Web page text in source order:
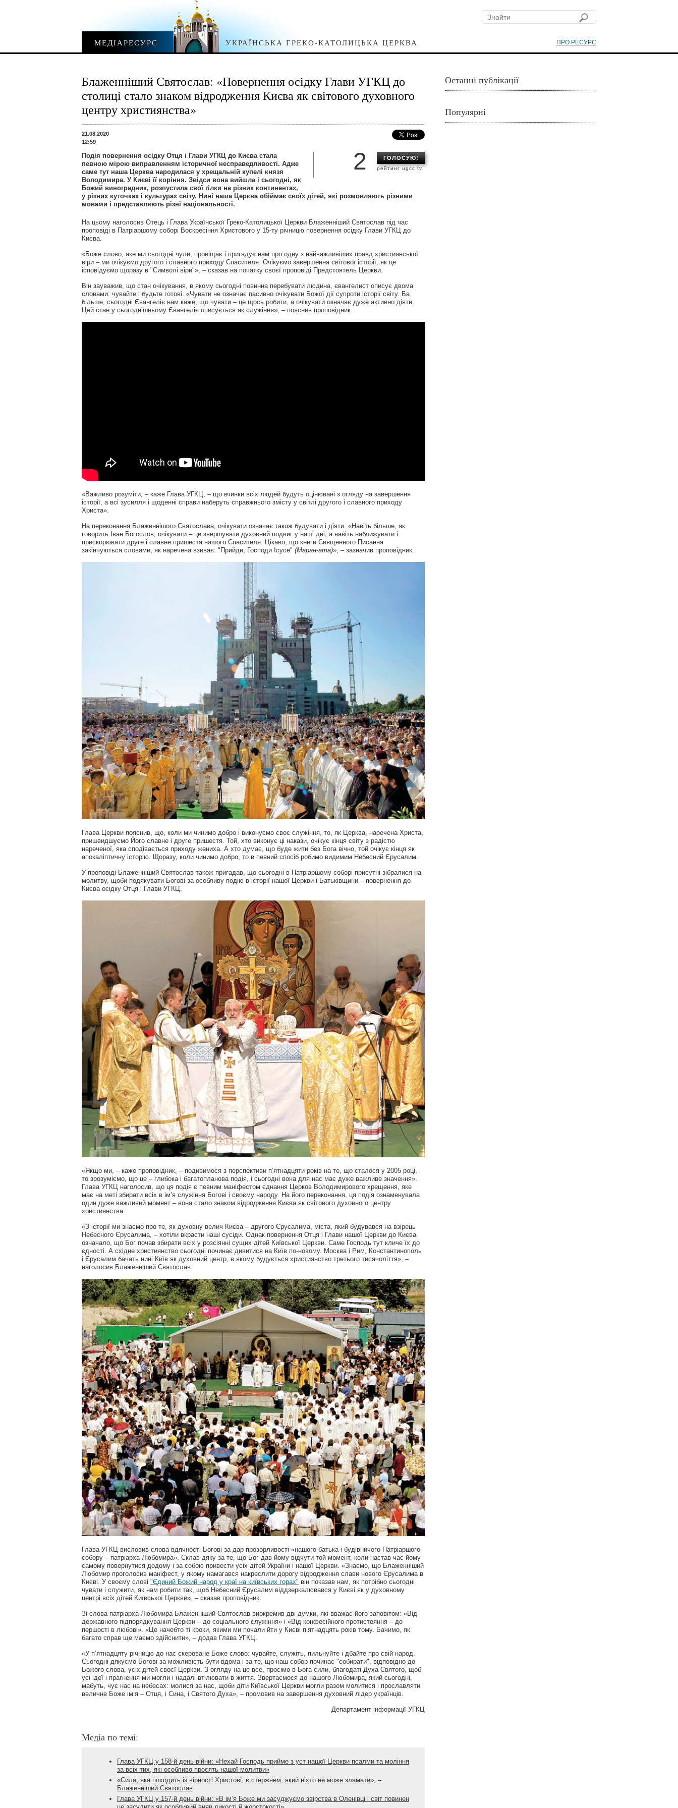
ПРО РЕСУРС
МЕДІАРЕСУРС УКРАЇНСЬКА ГРЕКО-КАТОЛИЦЬКА ЦЕРКВА
Блаженніший Святослав: «Повернення осідку Глави УГКЦ до
столиці стало знаком відродження Києва як світового духовного
центру християнства»
21.08.2020
12:59
ГОЛОСУЮ!
рейтинг ugcc.tv
2
Подія повернення осідку Отця і Глави УГКЦ до Києва стала
певною мірою виправленням історичної несправедливості. Адже
саме тут наша Церква народилася у хрещальній купелі князя
Володимира. У Києві її коріння. Звідси вона вийшла і сьогодні, як
Божий виноградник, розпустила свої гілки на різних континентах,
у різних куточках і культурах світу. Нині наша Церква обіймає своїх дітей, які розмовляють різними
мовами і представляють різні національності.
На цьому наголосив Отець і Глава Української Греко-Католицької Церкви Блаженніший Святослав під час
проповіді в Патріаршому соборі Воскресіння Христового у 15-ту річницю повернення осідку Глави УГКЦ до
Києва.
«Боже слово, яке ми сьогодні чули, провіщає і пригадує нам про одну з найважливіших правд християнської
віри – ми очікуємо другого і славного приходу Спасителя. Очікуємо завершення світової історії, як це
ісповідуємо щоразу в "Символі віри"», – сказав на початку своєї проповіді Предстоятель Церкви.
Він зауважив, що стан очікування, в якому сьогодні повинна перебувати людина, євангелист описує двома
словами: чувайте і будьте готові. «Чувати не означає пасивно очікувати Божої дії супроти історії світу. Ба
більше, сьогодні Євангеліє нам каже, що чувати – це щось робити, а очікувати означає дуже активно діяти.
Цей стан у сьогоднішньому Євангеліє описується як служіння», – пояснив проповідник.
«Важливо розуміти, – каже Глава УГКЦ, – що вчинки всіх людей будуть оцінювані з огляду на завершення
історії, а всі зусилля і щоденні справи наберуть справжнього змісту у світлі другого і славного приходу
Христа».
На переконання Блаженнішого Святослава, очікувати означає також будувати і діяти. «Навіть більше, як
говорить Іван Богослов, очікувати – це звершувати духовний подвиг у наші дні, а навіть наближувати і
прискорювати друге і славне пришестя нашого Спасителя. Цікаво, що книги Священного Писання
закінчуються словами, як наречена взиває: "Прийди, Господи Ісусе" (Маран-ата)», – зазначив проповідник.
Глава Церкви пояснив, що, коли ми чинимо добро і виконуємо своє служіння, то, як Церква, наречена Христа,
пришвидшуємо Його славне і друге пришестя. Той, хто виконує ці накази, очікує кінця світу з радістю
нареченої, яка сподівається приходу жениха. А хто думає, що буде жити без Бога вічно, той очікує кінця як
апокаліптичну історію. Щоразу, коли чинимо добро, то в певний спосіб робимо видимим Небесний Єрусалим.
У проповіді Блаженніший Святослав також пригадав, що сьогодні в Патріаршому соборі присутні зібралися на
молитву, щоби подякувати Богові за особливу подію в історії нашої Церкви і Батьківщини – повернення до
Києва осідку Отця і Глави УГКЦ.
«Якщо ми, – каже проповідник, – подивимося з перспективи п’ятнадцяти років на те, що сталося у 2005 році,
то зрозуміємо, що це – глибока і багатопланова подія, і сьогодні вона для нас має дуже важливе значення».
Глава УГКЦ наголосив, що ця подія є певним маніфестом єднання Церков Володимирового хрещення, яке
має на меті збирати всіх в ім’я служіння Богові і своєму народу. На його переконання, ця подія ознаменувала
один дуже важливий момент – вона стало знаком відродження Києва як світового духовного центру
християнства.
«З історії ми знаємо про те, як духовну велич Києва – другого Єрусалима, міста, який будувався на взірець
Небесного Єрусалима, – хотіли вкрасти наші сусіди. Однак повернення Отця і Глави нашої Церкви до Києва
означало, що Бог почав збирати всіх у розсіянні сущих дітей Київської Церкви. Саме Господь тут кличе їх до
єдності. А східне християнство сьогодні починає дивитися на Київ по-новому. Москва і Рим, Константинополь
і Єрусалим бачать нині Київ як духовний центр, в якому будується християнство третього тисячоліття», –
наголосив Блаженніший Святослав.
Глава УГКЦ висловив слова вдячності Богові за дар прозорливості «нашого батька і будівничого Патріаршого
собору – патріарха Любомира». Склав дяку за те, що Бог дав йому відчути той момент, коли настав час йому
самому повернутися додому і за собою привести усіх дітей України і нашої Церкви. «Знаємо, що Блаженніший
Любомир проголосив маніфест, у якому намагався накреслити дорогу відродження слави нового Єрусалима в
Києві. У своєму слові "Єдиний Божий народ у краї на київських горах" він показав нам, як потрібно сьогодні
чувати і служити, як нам робити так, щоб Небесний Єрусалим віддзеркалювався у Києві як у духовному
центрі всіх дітей Київської Церкви», – сказав проповідник.
Зі слова патріарха Любомира Блаженніший Святослав виокремив дві думки, які вважає його заповітом: «Від
державного підпорядкування Церкви – до соціального служіння» і «Від конфесійного протистояння – до
першості в любові». «Це начебто ті кроки, якими ми почали йти у Києві п’ятнадцять років тому. Бачимо, як
багато справ ще маємо здійснити», – додав Глава УГКЦ.
«У п’ятнадцяту річницю до нас скероване Боже слово: чувайте, служіть, пильнуйте і дбайте про свій народ.
Сьогодні дякуємо Богові за можливість бути вдома і за те, що наш собор починає "собирати", відповідно до
Божого слова, усіх дітей своєї Церкви. З огляду на це все, просімо в Бога сили, благодаті Духа Святого, щоб
усі ідеї і прагнення ми могли і надалі втілювати в життя. Звертаємося до нашого Любомира, який сьогодні,
мабуть, чує нас на небесах: молися за нас, щоби діти Київської Церкви могли разом молитися і прославляти
величне Боже ім’я – Отця, і Сина, і Святого Духа», – промовив на завершення духовний лідер українців.
Департамент інформації УГКЦ
Медіа по темі:
Глава УГКЦ у 158-й день війни: «Нехай Господь прийме з уст нашої Церкви псалми та моління
за всіх тих, які особливо просять нашої молитви»
«Сила, яка походить із вірності Христові, є стержнем, який ніхто не може зламати», –
Блаженніший Святослав
Глава УГКЦ у 157-й день війни: «В ім’я Боже ми засуджуємо звірства в Оленівці і світ повинен
Останні публікації
Популярні